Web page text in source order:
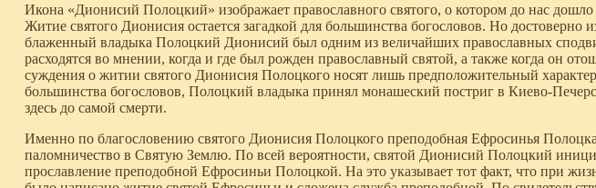
Икона «Дионисий Полоцкий» изображает православного святого, о котором до нас
Житие святого Дионисия остается загадкой для большинства богословов. Но достоверно
блаженный владыка Полоцкий Дионисий был одним из величайших православных
расходятся во мнении, когда и где был рожден православный святой, а также когда он
суждения о житии святого Дионисия Полоцкого носят лишь предположительный
большинства богословов, Полоцкий владыка принял монашеский постриг в Киево-
здесь до самой смерти.
Именно по благословению святого Дионисия Полоцкого преподобная Ефросинья
паломничество в Святую Землю. По всей вероятности, святой Дионисий Полоцкий
прославление преподобной Ефросиньи Полоцкой. На это указывает тот факт, что при